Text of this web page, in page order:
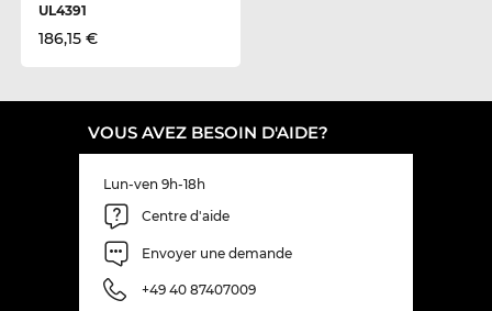
UL4391
186,15 €
VOUS AVEZ BESOIN D'AIDE?
Lun-ven 9h-18h
Centre d'aide
Envoyer une demande
+49 40 87407009